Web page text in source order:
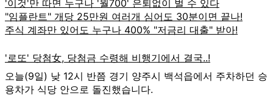
오늘(9일) 낮 12시 반쯤 경기 양주시 백석읍에서 주차하던 승
용차가 식당 안으로 돌진했습니다.